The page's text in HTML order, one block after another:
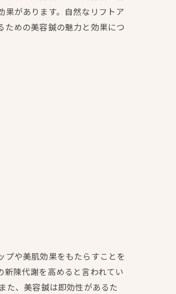
があります。自然なリフトア
ための美容鍼の魅力と効果につ
プや美肌効果をもたらすことを
陳代謝を高めると言われてい
た、美容鍼は即効性があるた